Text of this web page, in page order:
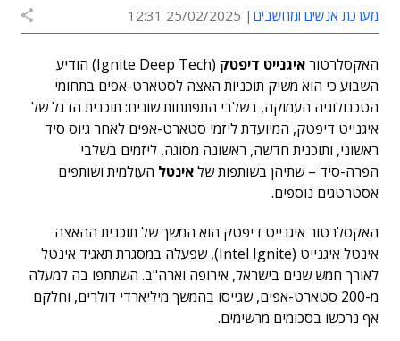
מערכת אנשים ומחשבים 25/02/2025 12:31
האקסלרטוראיגנייט דיפטק
(Ignite Deep Tech) הודיע
השבוע כי הוא משיק תוכניות האצה לסטארט-אפים בתחומי
הטכנולוגיה העמוקה, בשלבי התפתחות שונים: תוכנית הדגל של
איגנייט דיפטק, המיועדת ליזמי סטארט-אפים לאחר גיוס סיד
ראשוני, ותוכנית חדשה, ראשונה מסוגה, ליזמים בשלבי
הפרה-סיד – שתיהן בשותפות שלאינטל העולמית ושותפים
אסטרטגים נוספים.
האקסלרטור איגנייט דיפטק הוא המשך של תוכנית ההאצה
אינטל איגנייט (Intel Ignite), שפעלה במסגרת תאגיד אינטל
לאורך חמש שנים בישראל, אירופה וארה"ב. השתתפו בה למעלה
מ-200 סטארט-אפים, שגייסו בהמשך מיליארדי דולרים, וחלקם
אף נרכשו בסכומים מרשימים.